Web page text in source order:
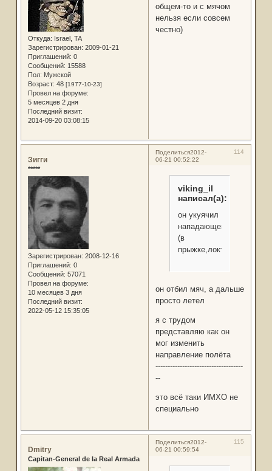
Откуда: Israel, TA
Зарегистрирован: 2009-01-21
Приглашений: 0
Сообщений: 15588
Пол: Мужской
Возраст: 48 [1977-10-23]
Провел на форуме:
5 месяцев 2 дня
Последний визит:
2014-09-20 03:08:15
общем-то и с мячом
нельзя если совсем
честно)
Поделиться 114
2012-
06-21 00:52:22
Зигги
*****
Зарегистрирован: 2008-12-16
Приглашений: 0
Сообщений: 57071
Провел на форуме:
10 месяцев 3 дня
Последний визит:
2022-05-12 15:35:05
viking_il
написал(а):
он укуячил
нападающего
(в
прыжке,локтем)
он отбил мяч, а дальше
просто летел
я с трудом
представляю как он
мог изменить
направление полёта
------------------------------------
--
это всё таки ИМХО не
специально
Поделиться 115
2012-
06-21 00:59:54
Dmitry
Capitan-General de la Real Armada